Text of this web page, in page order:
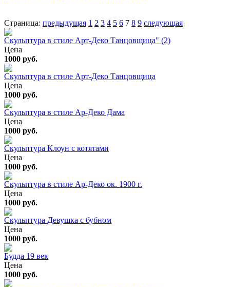
Страница: предыдущая 1 2 3 4 5 6 7 8 9 следующая
Скульптура в стиле Арт-Деко Танцовщица" (2)
Цена
1000 руб.
Скульптура в стиле Арт-Деко Танцовщица
Цена
1000 руб.
Скульптура в стиле Ар-Деко Дама
Цена
1000 руб.
Скульптура Клоун с котятами
Цена
1000 руб.
Скульптура в стиле Ар-Деко ок. 1900 г.
Цена
1000 руб.
Скульптура Девушка с бубном
Цена
1000 руб.
Будда 19 век
Цена
1000 руб.